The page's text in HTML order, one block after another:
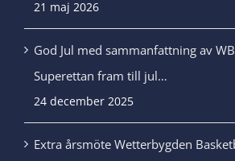
21 maj 2026
God Jul med sammanfattning av
Superettan fram till jul…
24 december 2025
Extra årsmöte Wetterbygden